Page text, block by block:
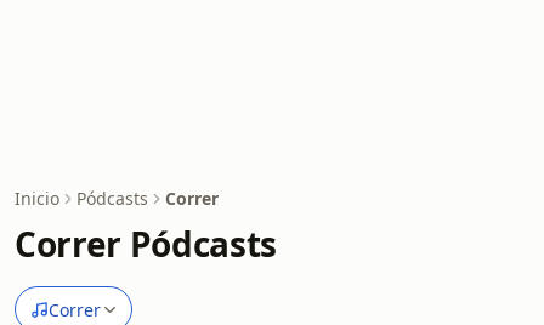
Inicio Pódcasts Correr
Correr Pódcasts
Correr